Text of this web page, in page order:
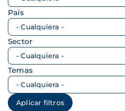
País
Sector
Temas